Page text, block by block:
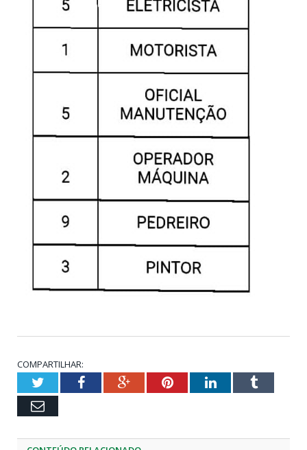
COMPARTILHAR:
TwitterFacebookGoogle+PinterestLinkedInTumblr
Email